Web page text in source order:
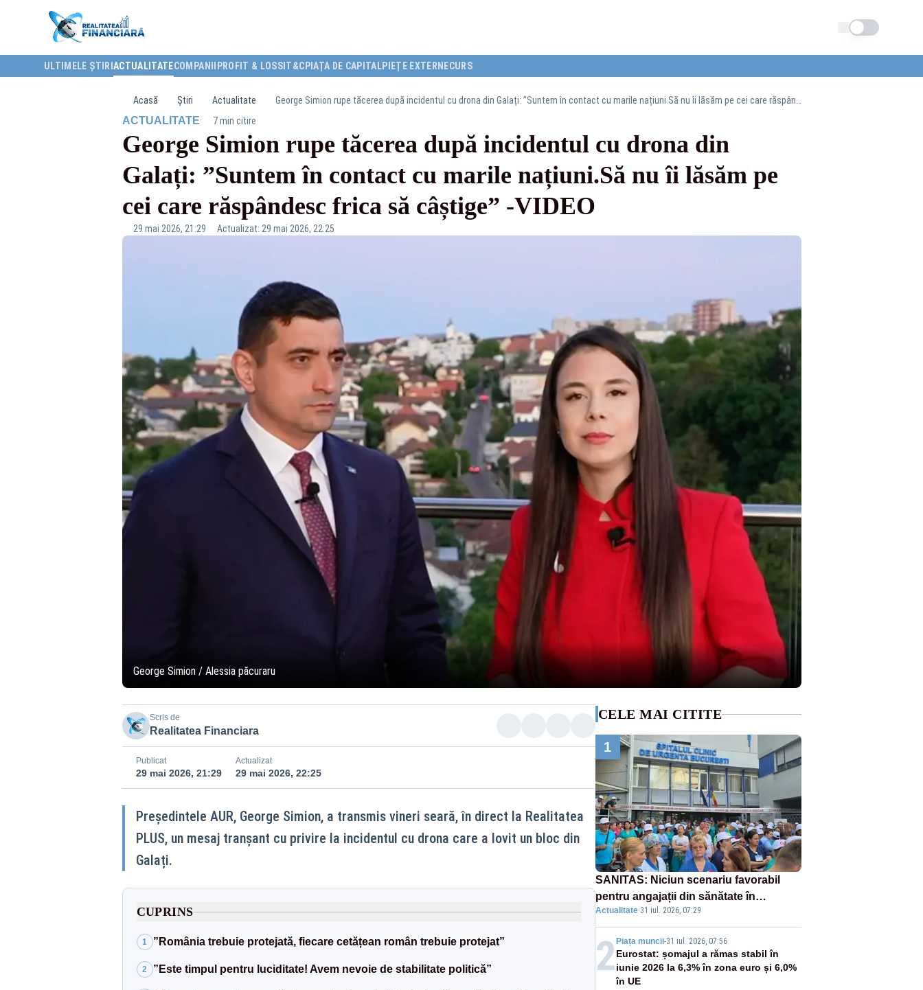
Schimba tema
ULTIMELE ȘTIRI ACTUALITATECOMPANII PROFIT & LOSS IT&C PIAȚA DE CAPITALPIEȚE EXTERNECURS
Acasă Știri Actualitate
ACTUALITATE· 7 min citire
George Simion rupe tăcerea după incidentul cu drona din
Galați: ”Suntem în contact cu marile națiuni.Să nu îi lăsăm pe
cei care răspândesc frica să câștige” -VIDEO
29 mai 2026, 21:29 Actualizat: 29 mai 2026, 22:25
George Simion / Alessia păcuraru
Scris de
Realitatea Financiara
Publicat
29 mai 2026, 21:29
Actualizat
29 mai 2026, 22:25
Președintele AUR, George Simion, a transmis vineri seară, în direct la Realitatea
PLUS, un mesaj tranșant cu privire la incidentul cu drona care a lovit un bloc din
Galați.
CUPRINS
1 ”România trebuie protejată, fiecare cetățean român trebuie protejat”
2 ”Este timpul pentru luciditate! Avem nevoie de stabilitate politică”
CELE MAI CITITE
1
SANITAS: Niciun scenariu favorabil
pentru angajații din sănătate în
proiectul Legii salarizării
Actualitate·31 iul. 2026, 07:29
2 Piața muncii-31 iul. 2026, 07:56
Eurostat: șomajul a rămas stabil în
iunie 2026 la 6,3% în zona euro și 6,0%
în UE